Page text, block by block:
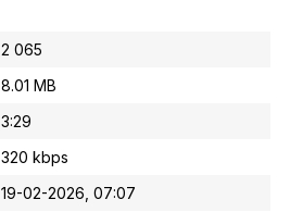
2 065
8.01 MB
3:29
320 kbps
19-02-2026, 07:07